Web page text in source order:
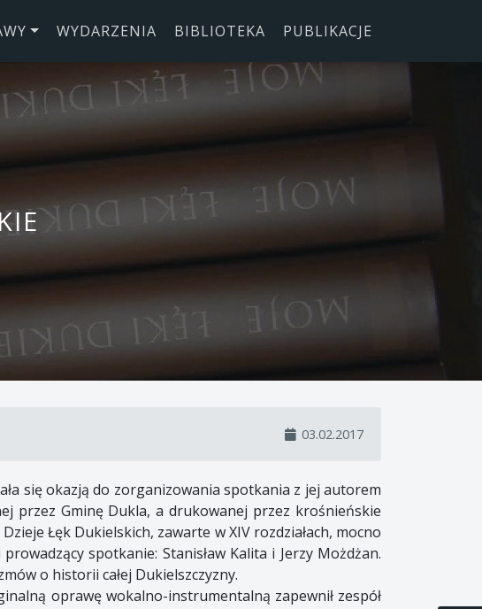
WYDARZENIA BIBLIOTEKA PUBLIKACJE
03.02.2017
się okazją do zorganizowania spotkania z jej autorem
przez Gminę Dukla, a drukowanej przez krośnieńskie
Łęk Dukielskich, zawarte w XIV rozdziałach, mocno
spotkanie: Stanisław Kalita i Jerzy Możdżan.
o historii całej Dukielszczyzny.
oprawę wokalno-instrumentalną zapewnił zespół